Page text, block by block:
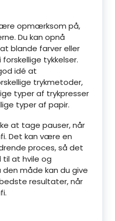
opmærksom på,
Du kan opnå
blande farver eller
tykkelser.
idé at
trykmetoder,
typer af trykpresser
typer af papir.
at tage pauser, når
Det kan være en
proces, så det
at hvile og
måde kan du give
resultater, når